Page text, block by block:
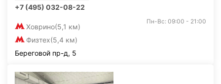
+7 (495) 032-08-22
Ховрино(5,1 км)
Физтех(5,4 км)
Пн-Вс: 09:00 - 21:00
Береговой пр-д, 5